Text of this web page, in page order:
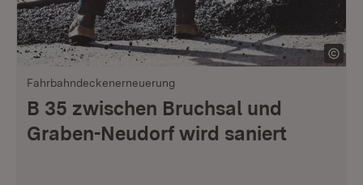
Fahrbahndeckenerneuerung
B 35 zwischen Bruchsal und
Graben-Neudorf wird saniert